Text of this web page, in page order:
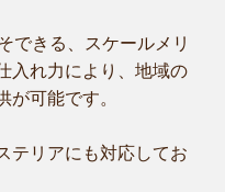
できる、スケールメリ
入れ力により、地域の
が可能です。
テリアにも対応してお